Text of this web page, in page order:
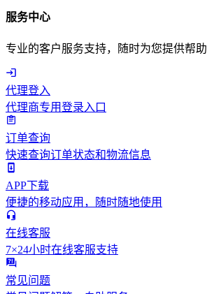
服务中心
专业的客户服务支持，随时为您提供帮助
代理登入
代理商专用登录入口
订单查询
快速查询订单状态和物流信息
APP下载
便捷的移动应用，随时随地使用
在线客服
7×24小时在线客服支持
常见问题